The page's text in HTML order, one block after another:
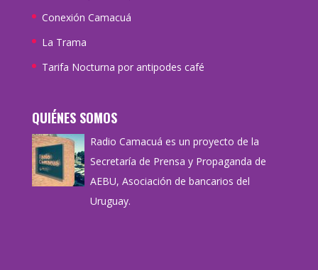
Conexión Camacuá
La Trama
Tarifa Nocturna por antipodes café
QUIÉNES SOMOS
Radio Camacuá es un proyecto de la
Secretaría de Prensa y Propaganda de
AEBU, Asociación de bancarios del
Uruguay.